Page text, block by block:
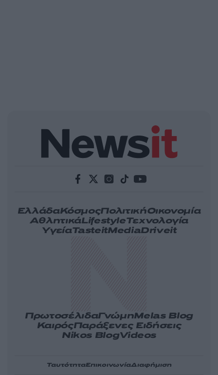
ΕλλάδαΚόσμοςΠολιτικήΟικονομία
ΑθλητικάLifestyleΤεχνολογία
ΥγείαTasteitMediaDriveit
ΠρωτοσέλιδαΓνώμηMelas Blog
ΚαιρόςΠαράξενες Ειδήσεις
Nikos BlogVideos
ΤαυτότηταΕπικοινωνίαΔιαφήμιση